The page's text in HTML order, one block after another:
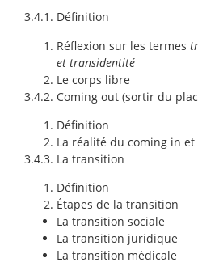
3.4.1. Définition
Réflexion sur les termes
et transidentité
Le corps libre
3.4.2. Coming out (sortir du
Définition
La réalité du coming in
3.4.3. La transition
Définition
Étapes de la transition
La transition sociale
La transition juridique
La transition médicale